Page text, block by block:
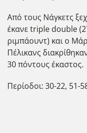
Από τους Νάγκετς
έκανε triple double
ριμπάουντ) και ο
Πέλικανς
30 πόντους έκαστος.
Περίοδοι: 30-22, 51-